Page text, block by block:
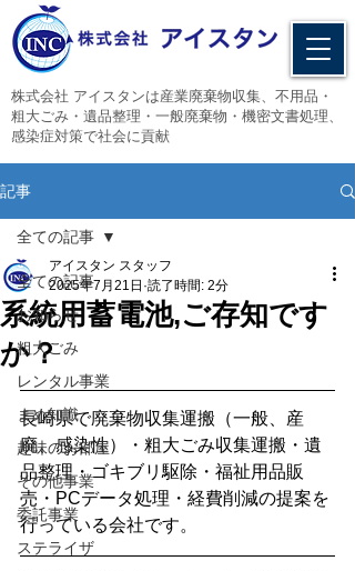
​株式会社 アイスタンは産業廃棄物収集、不用品・
粗大ごみ・遺品整理・一般廃棄物・機密文書処理、
感染症対策で社会に貢献
記事
全ての記事
お知らせ
粗大ごみ
レンタル事業
まめ知識
趣味のお部屋
その他事業
委託事業
ステライザ
全ての記事
系統用蓄電池,ご存知です
か？
アイスタン スタッフ
2025年7月21日 読了時間: 2分
長崎県で廃棄物収集運搬（一般、産
廃、感染性）・粗大ごみ収集運搬・遺
品整理・ゴキブリ駆除・福祉用品販
売・PCデータ処理・経費削減の提案を
行っている会社です。